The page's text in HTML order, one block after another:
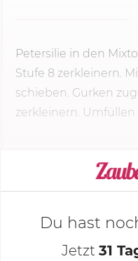
Petersilie in den
Stufe 8 zerkleinern.
schieben. Gurken
zerkleinern.
Du hast
Jetzt 31